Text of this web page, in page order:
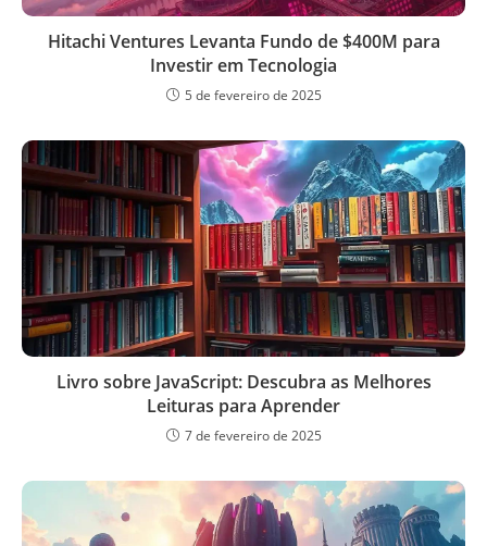
Hitachi Ventures Levanta Fundo de $400M para
Investir em Tecnologia
5 de fevereiro de 2025
Livro sobre JavaScript: Descubra as Melhores
Leituras para Aprender
7 de fevereiro de 2025